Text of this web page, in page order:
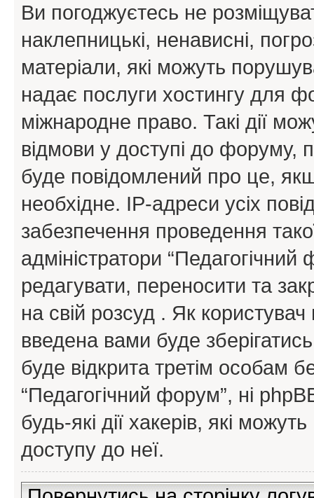
Ви погоджуєтесь не
наклепницькі, ненависні,
матеріали, які можуть
надає послуги хостингу для
міжнародне право. Такі дії
відмови у доступі до форуму,
буде повідомлений про це,
необхідне. IP-адреси усіх
забезпечення проведення
адміністратори
редагувати, переносити та
на свій розсуд . Як
введена вами буде
буде відкрита третім особам
“Педагогічний форум”, ні
будь-які дії хакерів, які
доступу до неї.